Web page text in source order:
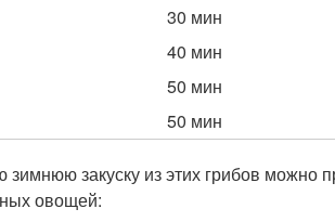
30 мин
40 мин
50 мин
50 мин
зимнюю закуску из этих грибов можно
овощей: